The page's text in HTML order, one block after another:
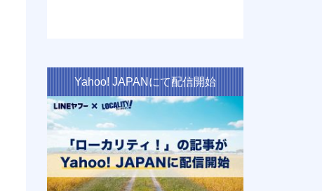
Yahoo! JAPANにて配信開始